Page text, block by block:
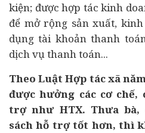
kiện; được hợp tác kinh
để mở rộng sản xuất,
dụng tài khoản thanh
dịch vụ thanh toán...
Theo Luật Hợp tác xã
được hưởng các cơ
trợ như HTX. Thưa
sách hỗ trợ tốt hơn, thì